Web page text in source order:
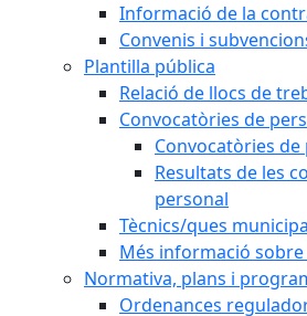
Informació de la
Convenis i
Plantilla pública
Relació de llocs de
Convocatòries de
Convocatòries de
Resultats de les
personal
Tècnics/ques
Més informació
Normativa, plans i
Ordenances